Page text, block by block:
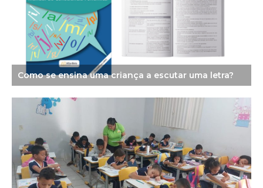
Como se ensina uma criança a escutar uma letra?